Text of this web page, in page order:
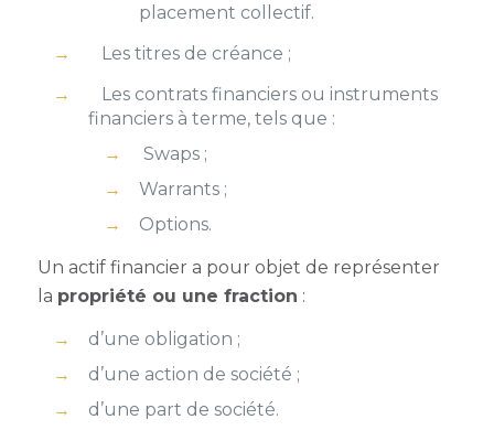
placement collectif.
Les titres de créance ;
Les contrats financiers ou instruments
financiers à terme, tels que :
Swaps ;
Warrants ;
Options.
Un actif financier a pour objet de représenter
la propriété ou une fraction :
d’une obligation ;
d’une action de société ;
d’une part de société.